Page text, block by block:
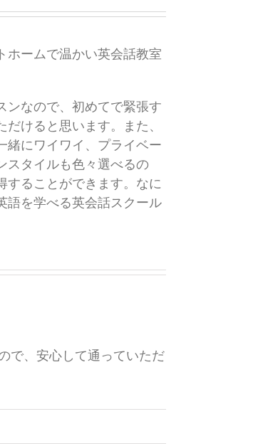
ホームで温かい英会話教室
ンなので、初めてで緊張す
けると思います。また、
緒にワイワイ、プライベー
スタイルも色々選べるの
することができます。なに
語を学べる英会話スクール
で、安心して通っていただ